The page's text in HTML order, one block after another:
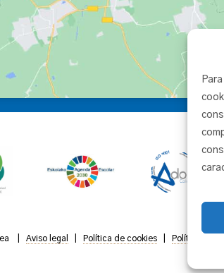
| Aviso legal Política de cookies| Política de